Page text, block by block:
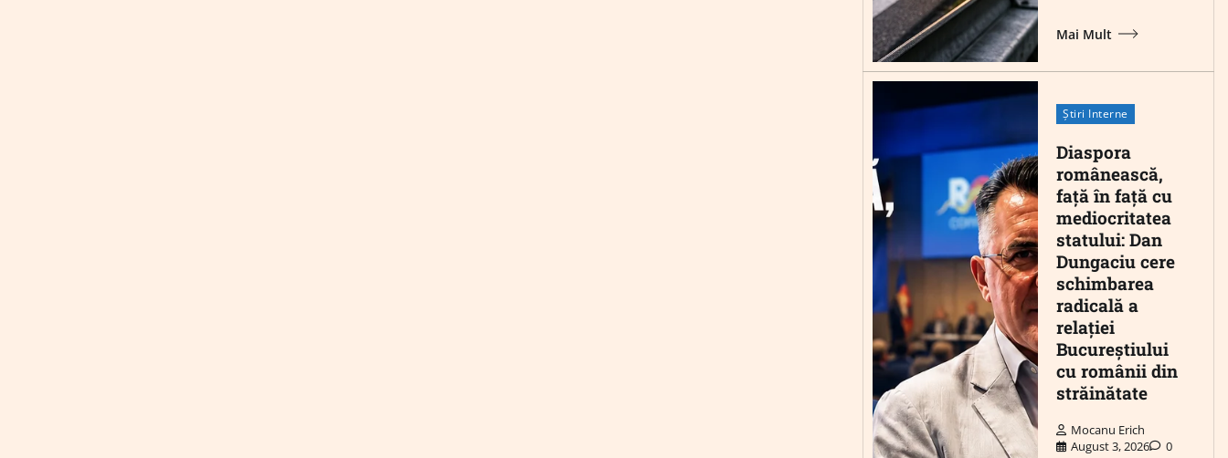
Mai Mult
Știri Interne
Diaspora
românească,
față în față cu
mediocritatea
statului: Dan
Dungaciu cere
schimbarea
radicală a
relației
Bucureștiului
cu românii din
străinătate
Mocanu Erich
August 3, 2026
0